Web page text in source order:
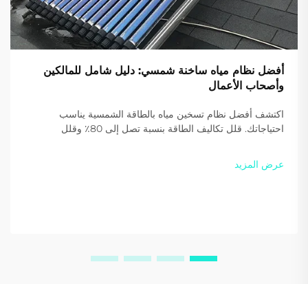
أفضل نظام مياه ساخنة شمسي: دليل شامل للمالكين
وأصحاب الأعمال
اكتشف أفضل نظام تسخين مياه بالطاقة الشمسية يناسب
احتياجاتك. قلل تكاليف الطاقة بنسبة تصل إلى 80٪ وقلل
عرض سعر مخصص اليوم.
عرض المزيد